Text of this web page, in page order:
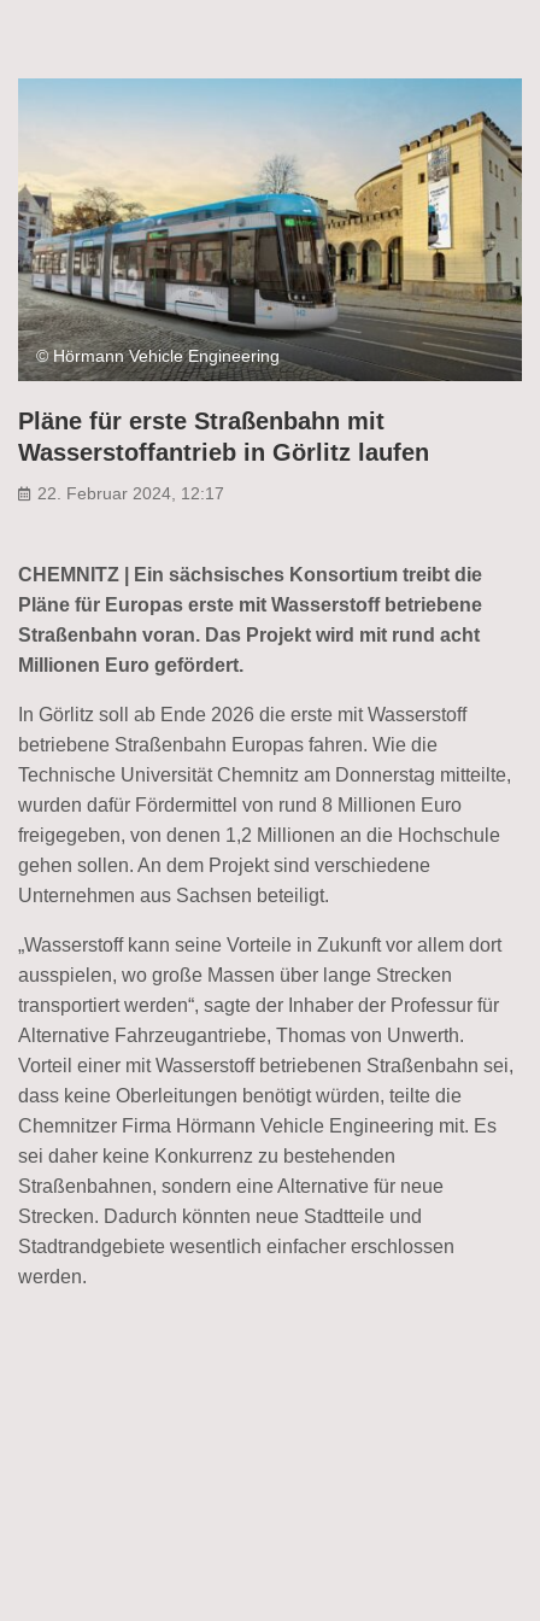
© Hörmann Vehicle Engineering
Pläne für erste Straßenbahn mit
Wasserstoffantrieb in Görlitz laufen
22. Februar 2024, 12:17
CHEMNITZ | Ein sächsisches Konsortium treibt die
Pläne für Europas erste mit Wasserstoff betriebene
Straßenbahn voran. Das Projekt wird mit rund acht
Millionen Euro gefördert.
In Görlitz soll ab Ende 2026 die erste mit Wasserstoff
betriebene Straßenbahn Europas fahren. Wie die
Technische Universität Chemnitz am Donnerstag mitteilte,
wurden dafür Fördermittel von rund 8 Millionen Euro
freigegeben, von denen 1,2 Millionen an die Hochschule
gehen sollen. An dem Projekt sind verschiedene
Unternehmen aus Sachsen beteiligt.
„Wasserstoff kann seine Vorteile in Zukunft vor allem dort
ausspielen, wo große Massen über lange Strecken
transportiert werden“, sagte der Inhaber der Professur für
Alternative Fahrzeugantriebe, Thomas von Unwerth.
Vorteil einer mit Wasserstoff betriebenen Straßenbahn sei,
dass keine Oberleitungen benötigt würden, teilte die
Chemnitzer Firma Hörmann Vehicle Engineering mit. Es
sei daher keine Konkurrenz zu bestehenden
Straßenbahnen, sondern eine Alternative für neue
Strecken. Dadurch könnten neue Stadtteile und
Stadtrandgebiete wesentlich einfacher erschlossen
werden.